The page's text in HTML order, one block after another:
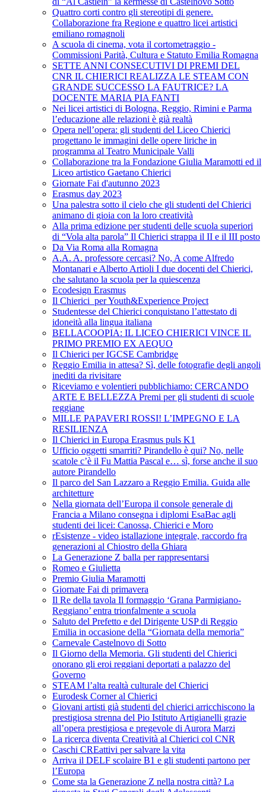
Quattro corti contro gli stereotipi di genere.
Collaborazione fra Regione e quattro licei artistici
emiliano romagnoli
A scuola di cinema, vota il cortometraggio -
Commissioni Parità, Cultura e Statuto Emilia Romagna
SETTE ANNI CONSECUTIVI DI PREMI DEL
CNR IL CHIERICI REALIZZA LE STEAM CON
GRANDE SUCCESSO LA FAUTRICE? LA
DOCENTE MARIA PIA FANTI
Nei licei artistici di Bologna, Reggio, Rimini e Parma
l’educazione alle relazioni è già realtà
Opera nell’opera: gli studenti del Liceo Chierici
progettano le immagini delle opere liriche in
programma al Teatro Municipale Valli
Collaborazione tra la Fondazione Giulia Maramotti ed il
Liceo artistico Gaetano Chierici
Giornate Fai d'autunno 2023
Erasmus day 2023
Una palestra sotto il cielo che gli studenti del Chierici
animano di gioia con la loro creatività
Alla prima edizione per studenti delle scuola superiori
di “Vola alta parola” Il Chierici strappa il II e il III posto
Da Via Roma alla Romagna
A.A. A. professore cercasi? No, A come Alfredo
Montanari e Alberto Artioli I due docenti del Chierici,
che salutano la scuola per la quiescenza
Ecodesign Erasmus
Il Chierici per Youth&Experience Project
Studentesse del Chierici conquistano l’attestato di
idoneità alla lingua italiana
BELLACOOPIA: IL LICEO CHIERICI VINCE IL
PRIMO PREMIO EX AEQUO
Il Chierici per IGCSE Cambridge
Reggio Emilia in attesa? Sì, delle fotografie degli angoli
inediti da rivisitare
Riceviamo e volentieri pubblichiamo: CERCANDO
ARTE E BELLEZZA Premi per gli studenti di scuole
reggiane
MILLE PAPAVERI ROSSI! L’IMPEGNO E LA
RESILIENZA
Il Chierici in Europa Erasmus puls K1
Ufficio oggetti smarriti? Pirandello è qui? No, nelle
scatole c’è il Fu Mattia Pascal e… sì, forse anche il suo
autore Pirandello
Il parco del San Lazzaro a Reggio Emilia. Guida alle
architetture
Nella giornata dell’Europa il console generale di
Francia a Milano consegna i diplomi EsaBac agli
studenti dei licei: Canossa, Chierici e Moro
rEsistenze - video istallazione integrale, raccordo fra
generazioni al Chiostro della Ghiara
La Generazione Z balla per rappresentarsi
Romeo e Giulietta
Premio Giulia Maramotti
Giornate Fai di primavera
Il Re della tavola Il formaggio ‘Grana Parmigiano-
Reggiano’ entra trionfalmente a scuola
Saluto del Prefetto e del Dirigente USP di Reggio
Emilia in occasione della “Giornata della memoria”
Carnevale Castelnovo di Sotto
Il Giorno della Memoria. Gli studenti del Chierici
onorano gli eroi reggiani deportati a palazzo del
Governo
STEAM l’alta realtà culturale del Chierici
Eurodesk Corner al Chierici
Giovani artisti già studenti del chierici arricchiscono la
prestigiosa strenna del Pio Istituto Artigianelli grazie
all’opera prestigiosa e pregevole di Aurora Marzi
La ricerca diventa Creatività al Chierici col CNR
Caschi CREattivi per salvare la vita
Arriva il DELF scolaire B1 e gli studenti partono per
l’Europa
Come sta la Generazione Z nella nostra città? La